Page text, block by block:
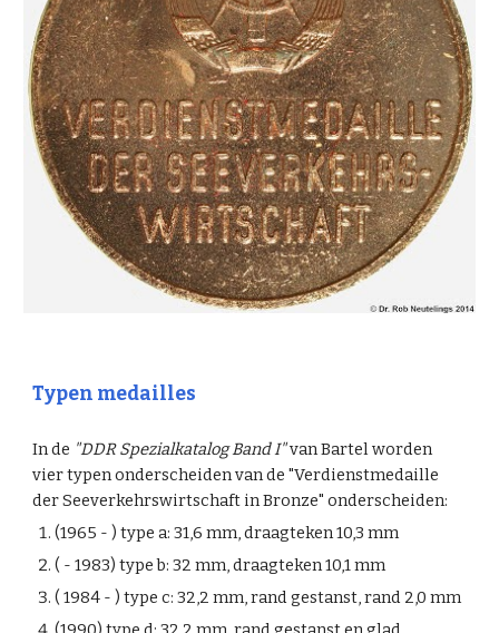
Typen medailles
In de "DDR Spezialkatalog Band I"van Bartel worden
vier typen onderscheiden van de "Verdienstmedaille
der Seeverkehrswirtschaft in Bronze" onderscheiden:
(1965 - ) type a: 31,6 mm, draagteken 10,3 mm
( - 1983) type b: 32 mm, draagteken 10,1 mm
( 1984 - ) type c: 32,2 mm, rand gestanst, rand 2,0 mm